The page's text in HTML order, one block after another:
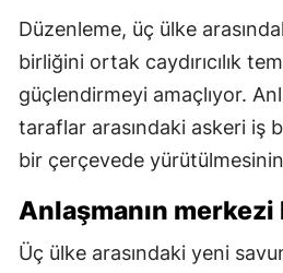
Düzenleme, üç ülke
birliğini ortak caydırıcılık
güçlendirmeyi amaçlıyor.
taraflar arasındaki askeri iş
bir çerçevede
Anlaşmanın
Üç ülke arasındaki yeni